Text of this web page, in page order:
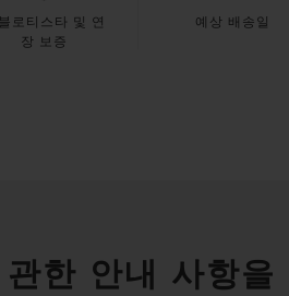
로티스타 및 연
장 보증
예상 배송일
한 안내 사항을